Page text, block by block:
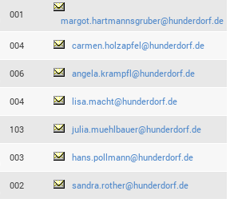
001
margot.hartmannsgruber@hunderdorf.de
004 carmen.holzapfel@hunderdorf.de
006 angela.krampfl@hunderdorf.de
004 lisa.macht@hunderdorf.de
103 julia.muehlbauer@hunderdorf.de
003 hans.pollmann@hunderdorf.de
002 sandra.rother@hunderdorf.de